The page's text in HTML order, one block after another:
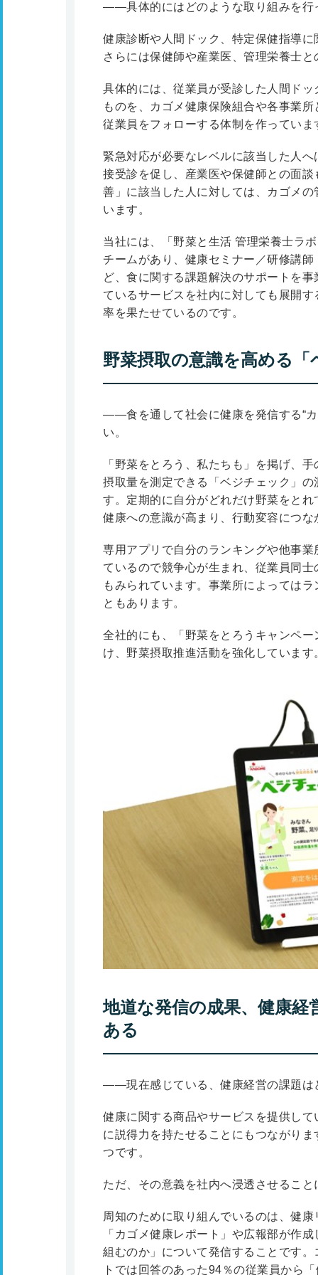
――具体的にはどのような取り組みを行
健康診断や人間ドック、特定保健指導
さらには保健師や産業医、管理栄養士
具体的には、従業員が受診した人間ド
ものを、カゴメ健康保険組合や各事業
従業員をフォローする体制を作っていま
緊急対応が必要なレベルに該当した人
接受診を促し、産業医や保健師との面
善」に該当した人に対しては、カゴメ
います。
当社には、「野菜と生活 管理栄養士ラ
チームがあり、健康セミナー／研修講
ど、食に関する課題解決のサポートを
ているサービスを社内に対しても展開
率を果たせているのです。
野菜摂取の意識を高める
――食を通して社会に健康を発信する“
い。
「野菜をとろう、私たちも」を掲げ、
摂取量を測定できる「ベジチェック」
す。定期的に自分がどれだけ野菜をと
健康への意識が高まり、行動変容につ
専用アプリで自分のランキングや他事
ているので競争心が生まれ、従業員同
もみられています。事業所によっては
ともあります。
全社的にも、「野菜をとろうキャンペ
け、野菜摂取推進活動を強化しています
地道な発信の成果、健康
ある
――現在感じている、健康経営の課題は
健康に関する商品やサービスを提供し
に説得力を持たせることにもつながり
つです。
ただ、その意義を社内へ浸透させるこ
周知のために取り組んでいるのは、健
「カゴメ健康レポート」や広報部が作
組むのか」について発信することです
トでは回答のあった94％の従業員から